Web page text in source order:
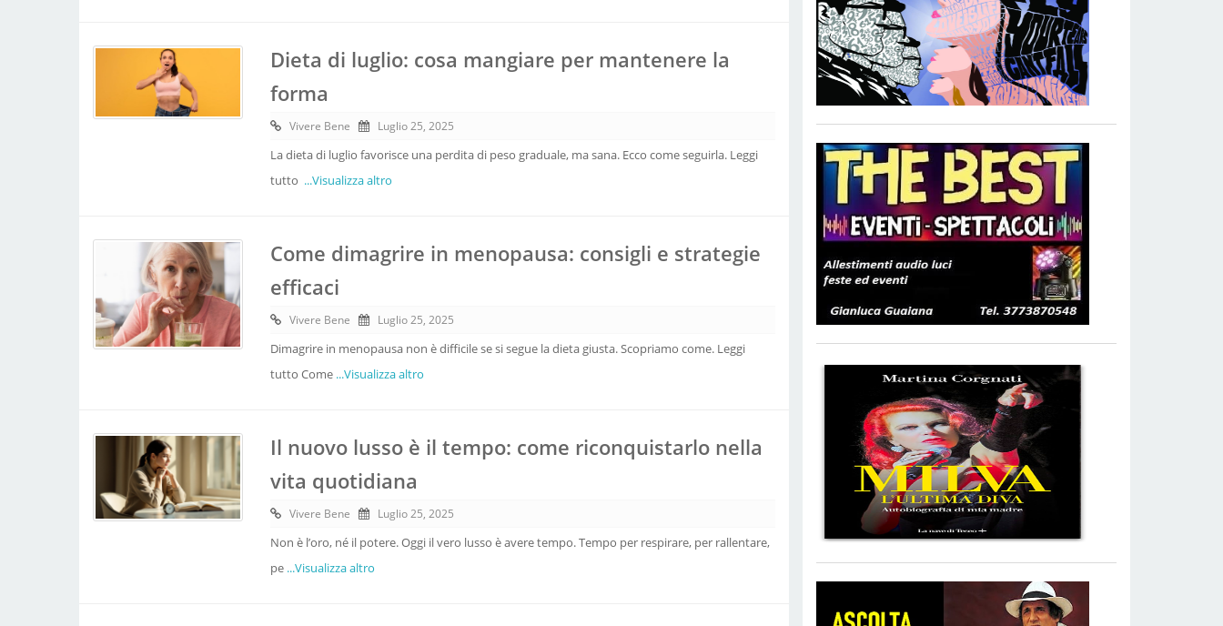
Dieta di luglio: cosa mangiare per mantenere la
forma
Vivere Bene Luglio 25, 2025
La dieta di luglio favorisce una perdita di peso graduale, ma sana. Ecco come seguirla. Leggi
tutto ...Visualizza altro
Come dimagrire in menopausa: consigli e strategie
efficaci
Vivere Bene Luglio 25, 2025
Dimagrire in menopausa non è difficile se si segue la dieta giusta. Scopriamo come. Leggi
tutto Come ...Visualizza altro
Il nuovo lusso è il tempo: come riconquistarlo nella
vita quotidiana
Vivere Bene Luglio 25, 2025
Non è l’oro, né il potere. Oggi il vero lusso è avere tempo. Tempo per respirare, per rallentare,
pe ...Visualizza altro